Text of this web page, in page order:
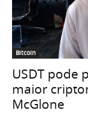
Bitcoin
USDT pode
maior
McGlone